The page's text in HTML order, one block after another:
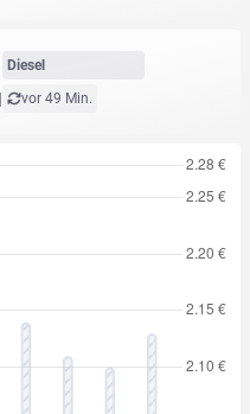
Diesel
vor 49 Min.